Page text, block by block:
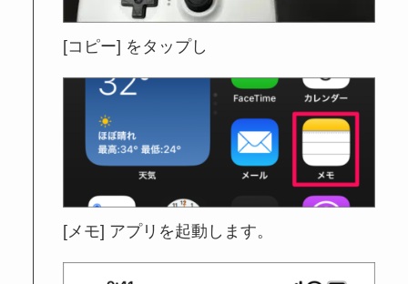
[コピー] をタップし
[メモ] アプリを起動します。